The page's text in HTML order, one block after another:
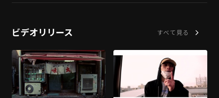
ビデオリリース すべて見る